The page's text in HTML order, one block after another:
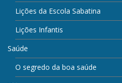
Lições da Escola Sabatina
Lições Infantis
Saúde
O segredo da boa saúde